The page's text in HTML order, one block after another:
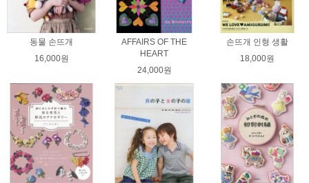
동물 손뜨개
16,000원
AFFAIRS OF THE
HEART
24,000원
손뜨개 인형 생활
18,000원